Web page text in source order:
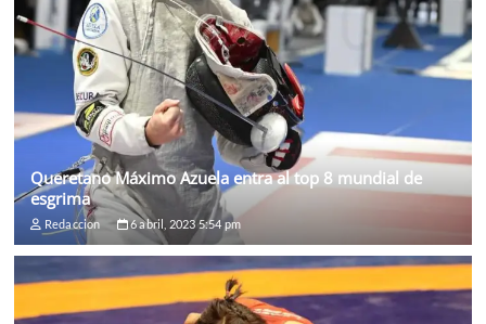
Queretano Máximo Azuela entra al top 8 mundial de
esgrima
Redaccion 6 abril, 2023 5:54 pm